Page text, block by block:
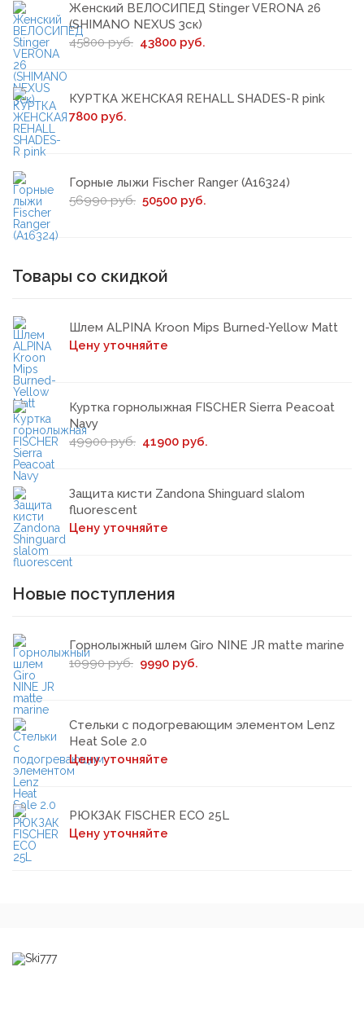
Женский ВЕЛОСИПЕД Stinger VERONA 26
(SHIMANO NEXUS 3ск)
45800 руб. 43800 руб.
КУРТКА ЖЕНСКАЯ REHALL SHADES-R pink
7800 руб.
Горные лыжи Fischer Ranger (A16324)
56990 руб. 50500 руб.
Товары со скидкой
Шлем ALPINA Kroon Mips Burned-Yellow Matt
Цену уточняйте
Куртка горнолыжная FISCHER Sierra Peacoat
Navy
49900 руб. 41900 руб.
Защита кисти Zandona Shinguard slalom
fluorescent
Цену уточняйте
Новые поступления
Горнолыжный шлем Giro NINE JR matte marine
10990 руб. 9990 руб.
Стельки с подогревающим элементом Lenz
Heat Sole 2.0
Цену уточняйте
РЮКЗАК FISCHER ECO 25L
Цену уточняйте